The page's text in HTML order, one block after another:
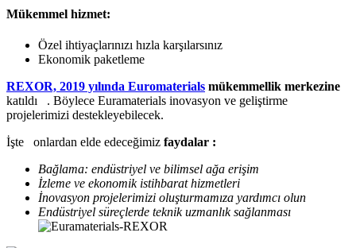
Mükemmel hizmet:
Özel ihtiyaçlarınızı hızla karşılarsınız
Ekonomik paketleme
REXOR, 2019 yılında Euromaterials mükemmellik merkezine
katıldı . Böylece Euramaterials inovasyon ve geliştirme
projelerimizi destekleyebilecek.
İşte onlardan elde edeceğimiz faydalar :
Bağlama: endüstriyel ve bilimsel ağa erişim
İzleme ve ekonomik istihbarat hizmetleri
İnovasyon projelerimizi oluşturmamıza yardımcı olun
Endüstriyel süreçlerde teknik uzmanlık sağlanması